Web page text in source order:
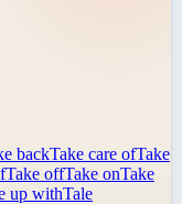
backTake care ofTake
Take offTake onTake
up withTale